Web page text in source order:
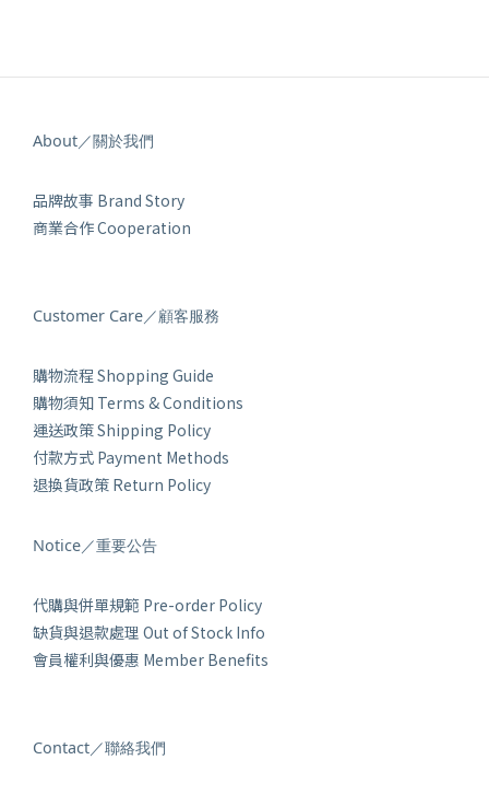
About／關於我們
品牌故事 Brand Story
商業合作 Cooperation
Customer Care／顧客服務
購物流程 Shopping Guide
購物須知 Terms & Conditions
運送政策 Shipping Policy
付款方式 Payment Methods
退換貨政策 Return Policy
Notice／重要公告
代購與併單規範 Pre-order Policy
缺貨與退款處理 Out of Stock Info
會員權利與優惠 Member Benefits
Contact／聯絡我們